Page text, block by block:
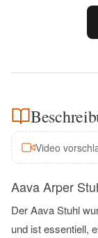
Video
Aava Arper
Der Aava Stuhl
und ist essentiell,